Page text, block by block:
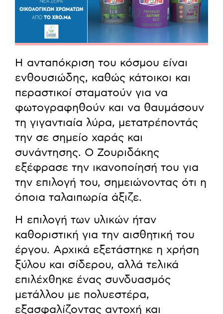
Η ανταπόκριση του κόσμου είναι
ενθουσιώδης, καθώς κάτοικοι και
περαστικοί σταματούν για να
φωτογραφηθούν και να θαυμάσουν
τη γιγαντιαία λύρα, μετατρέποντάς
την σε σημείο χαράς και
συνάντησης. Ο Ζουριδάκης
εξέφρασε την ικανοποίησή του για
την επιλογή του, σημειώνοντας ότι η
όποια ταλαιπωρία άξιζε.
Η επιλογή των υλικών ήταν
καθοριστική για την αισθητική του
έργου. Αρχικά εξετάστηκε η χρήση
ξύλου και σίδερου, αλλά τελικά
επιλέχθηκε ένας συνδυασμός
μετάλλου με πολυεστέρα,
εξασφαλίζοντας αντοχή και